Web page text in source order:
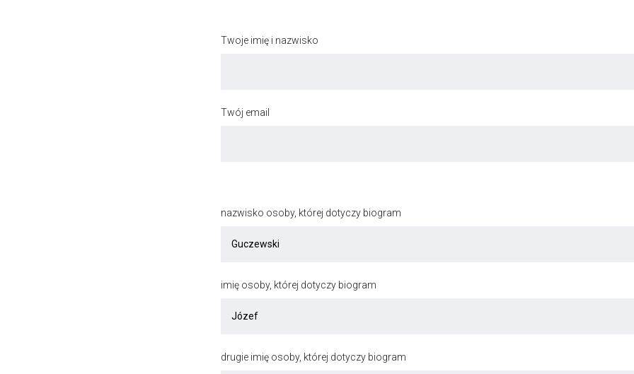
Twoje imię i nazwisko
Twój email
nazwisko osoby, której dotyczy biogram
imię osoby, której dotyczy biogram
drugie imię osoby, której dotyczy biogram